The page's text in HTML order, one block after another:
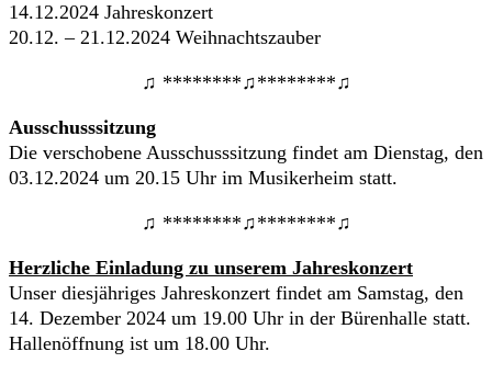
14.12.2024 Jahreskonzert
20.12. – 21.12.2024 Weihnachtszauber
♫ ********♫********♫
Ausschusssitzung
Die verschobene Ausschusssitzung findet am Dienstag, den
03.12.2024 um 20.15 Uhr im Musikerheim statt.
♫ ********♫********♫
Herzliche Einladung zu unserem Jahreskonzert
Unser diesjähriges Jahreskonzert findet am Samstag, den
14. Dezember 2024 um 19.00 Uhr in der Bürenhalle statt.
Hallenöffnung ist um 18.00 Uhr.